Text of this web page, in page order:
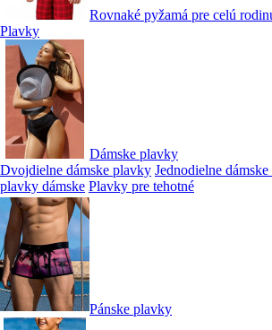
Rovnaké pyžamá pre celú
Plavky
Dámske plavky
Dvojdielne dámske plavky Jednodielne
plavky dámske Plavky pre tehotné
Pánske plavky